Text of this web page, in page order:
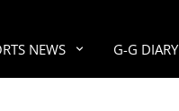
NEWS G-G DIARY